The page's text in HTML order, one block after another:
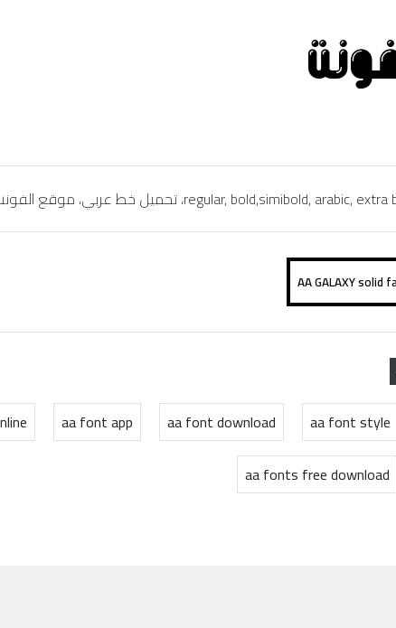
aa font style
aa font download
aa font app
aa fonts free download